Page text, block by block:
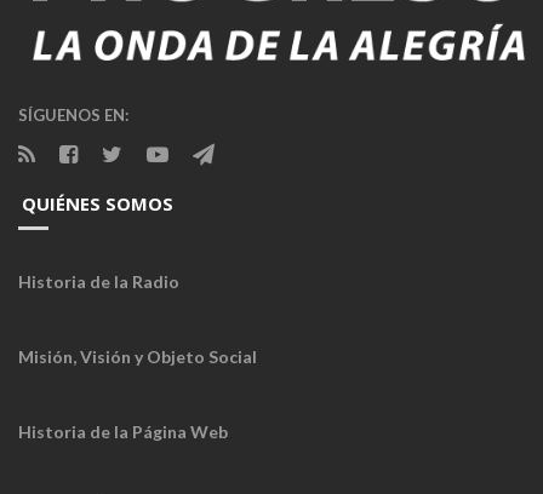
SÍGUENOS EN:
QUIÉNES SOMOS
Historia de la Radio
Misión, Visión y Objeto Social
Historia de la Página Web